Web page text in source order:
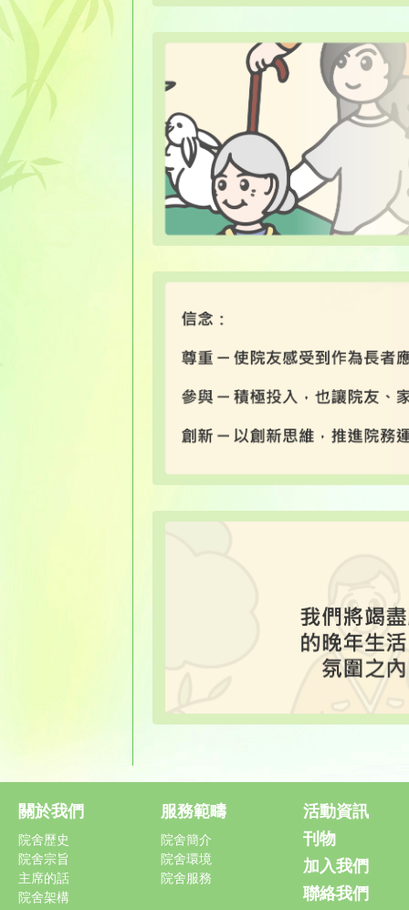
關於我們
院舍歷史
院舍宗旨
主席的話
院舍架構
服務範疇
院舍簡介
院舍環境
院舍服務
活動資訊
刊物
加入我們
聯絡我們